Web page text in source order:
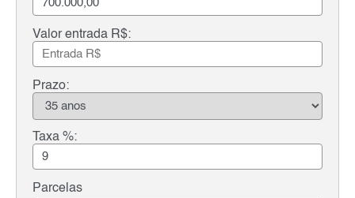
Valor entrada R$:
Prazo:
Taxa %:
Parcelas